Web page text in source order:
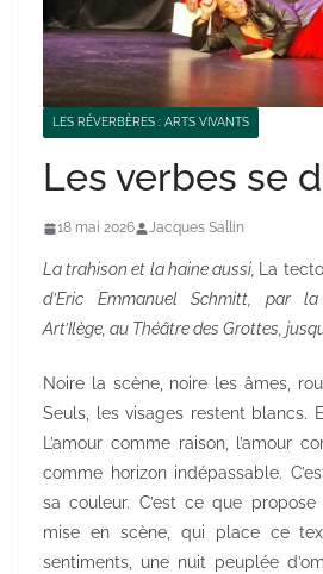
LES RÉVERBÈRES : ARTS VIVANTS
Les verbes se
18 mai 2026 Jacques Sallin
La trahison et la haine aussi,
La
d’Eric Emmanuel Schmitt, par
Art’Ilège, au Théâtre des Grottes,
Noire la scène, noire les âmes,
Seuls, les visages restent blancs.
L’amour comme raison, l’amour
comme horizon indépassable.
sa couleur. C’est ce que
mise en scène, qui place ce
sentiments, une nuit peuplée